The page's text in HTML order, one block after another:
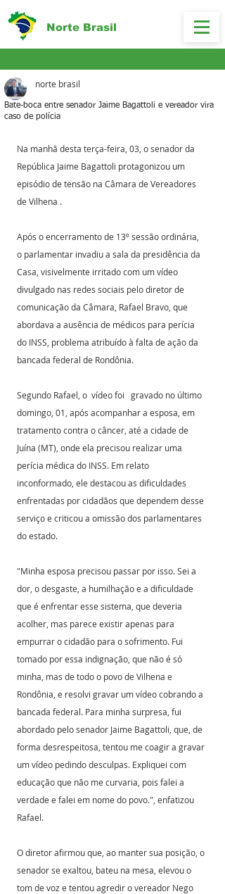
Norte Brasil
Bate-boca entre senador Jaime Bagattoli e vereador vira
caso de polícia
norte brasil
Na manhã desta terça-feira, 03, o senador da
República Jaime Bagattoli protagonizou um
episódio de tensão na Câmara de Vereadores
de Vilhena .
Após o encerramento de 13º sessão ordinária,
o parlamentar invadiu a sala da presidência da
Casa, visivelmente irritado com um vídeo
divulgado nas redes sociais pelo diretor de
comunicação da Câmara, Rafael Bravo, que
abordava a ausência de médicos para perícia
do INSS, problema atribuído à falta de ação da
bancada federal de Rondônia.
Segundo Rafael, o  vídeo foi   gravado no último
domingo, 01, após acompanhar a esposa, em
tratamento contra o câncer, até a cidade de
Juína (MT), onde ela precisou realizar uma
perícia médica do INSS. Em relato
inconformado, ele destacou as dificuldades
enfrentadas por cidadãos que dependem desse
serviço e criticou a omissão dos parlamentares
do estado.
"Minha esposa precisou passar por isso. Sei a
dor, o desgaste, a humilhação e a dificuldade
que é enfrentar esse sistema, que deveria
acolher, mas parece existir apenas para
empurrar o cidadão para o sofrimento. Fui
tomado por essa indignação, que não é só
minha, mas de todo o povo de Vilhena e
Rondônia, e resolvi gravar um vídeo cobrando a
bancada federal. Para minha surpresa, fui
abordado pelo senador Jaime Bagattoli, que, de
forma desrespeitosa, tentou me coagir a gravar
um vídeo pedindo desculpas. Expliquei com
educação que não me curvaria, pois falei a
verdade e falei em nome do povo.", enfatizou
Rafael.
O diretor afirmou que, ao manter sua posição, o
senador se exaltou, bateu na mesa, elevou o
tom de voz e tentou agredir o vereador Nego